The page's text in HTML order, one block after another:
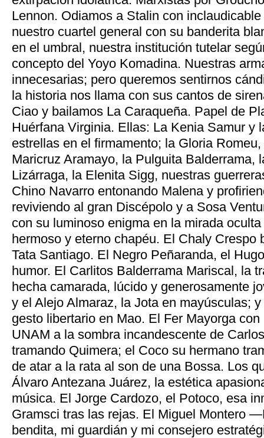
Lennon. Odiamos a Stalin con
nuestro cuartel general con su banderita
en el umbral, nuestra institución tutelar
concepto del Yoyo Komadina. Nuestras
innecesarias; pero queremos sentirnos
la historia nos llama con sus cantos de
Ciao y bailamos La Caraqueña. Papel de
Huérfana Virginia. Ellas: La Kenia Samur y
estrellas en el firmamento; la Gloria
Maricruz Aramayo, la Pulguita Balderrama,
Lizárraga, la Elenita Sigg, nuestras
Chino Navarro entonando Malena y
reviviendo al gran Discépolo y a Sosa
con su luminoso enigma en la mirada
hermoso y eterno chapéu. El Chaly Crespo
Tata Santiago. El Negro Peñaranda, el
humor. El Carlitos Balderrama Mariscal, la
hecha camarada, lúcido y generosamente
y el Alejo Almaraz, la Jota en mayúsculas;
gesto libertario en Mao. El Fer Mayorga
UNAM a la sombra incandescente de
tramando Quimera; el Coco su hermano
de atar a la rata al son de una Bossa. Los
Álvaro Antezana Juárez, la estética
música. El Jorge Cardozo, el Potoco, esa
Gramsci tras las rejas. El Miguel Montero
bendita, mi guardián y mi consejero